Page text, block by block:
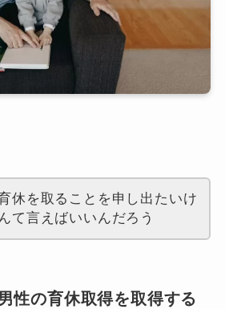
休を取ることを申し出たいけ
て言えばいいんだろう
性の育休取得を取得する